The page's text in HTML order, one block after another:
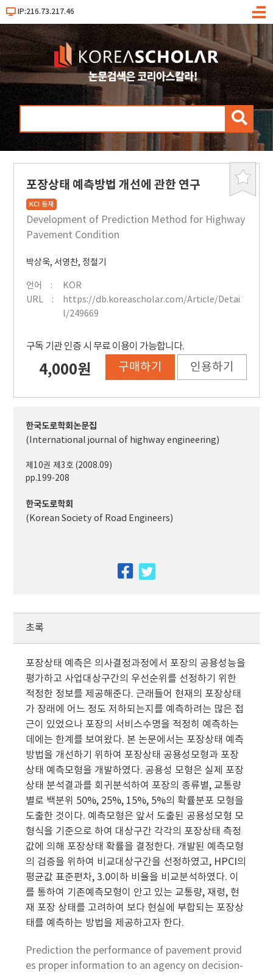
IP:216.73.217.46
메
검
북
포장상태 예측방법 개선에 관한 연구
KCI 등재
Development of Prediction Method for Highway
Pavement Condition
박상욱, 서영찬, 정철기
언어
KOR
URL
https://db.koreascholar.com/Article/Detai
l/249669
구독 기관 인증 시 무료 이용이 가능합니다.
4,000원 구매하기 인용하기
한국도로학회논문집
(International journal of highway engineering)
제10권 제3호 (2008.09)
pp.199-208
한국도로학회
(Korean Society of Road Engineers)
facebook
초록
포장상태 예측은 의사결정과정에서 포장의 공용성능을
평가하고 사업대상구간의 우선순위를 선정하기 위한
적정한 정보를 제공해준다. 근래들어 현재의 포장상태
가 장래에 어느 정도 저하되는지를 예측하려는 많은 접
근이 있었으나 포장의 서비스수명을 적정히 예측하는
데에는 한계를 보여왔다. 본 논문에서는 포장상태 예측
방법을 개선하기 위하여 포장상태 공용성모형과 포장
상태 예측모형을 개발하였다. 공용성 모형은 실제 포장
상태 분석결과를 회귀분석하여 포장의 종류별, 교통량
별로 백분위 50%, 25%, 15%, 5%의 확률분포 모형을
도출한 것이다. 예측모형은 앞서 도출된 공용성모형 모
형식을 기준으로 하여 대상구간 각각의 포장상태 측정
값에 의해 포장상태 확률을 결정한다. 개발된 예측모형
의 검증을 위하여 비교대상구간을 선정하였고, HPCI의
평균값 표준편차, 3.0이하 비율을 비교분석하였다. 이
를 통하여 기존예측모형이 안고 있는 교통량, 재령, 현
재 포장 상태를 고려하여 보다 현실에 부합되는 포장상
태를 예측하는 방법을 제공하고자 한다.
Prediction the performance of pavement provid
es proper information to an agency on decision-